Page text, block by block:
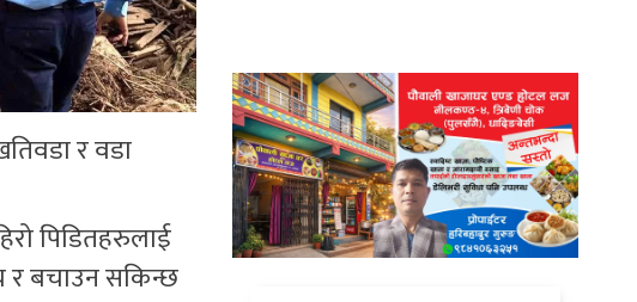
र वडा
पिडितहरुलाई
र बचाउन सकिन्छ